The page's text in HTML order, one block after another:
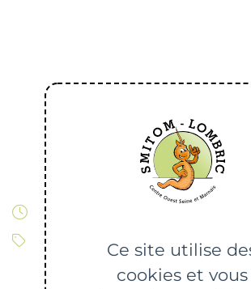
Modifiée le 09/01/2023
Traitement, recyclage
Ce site utilise
cookies et vous